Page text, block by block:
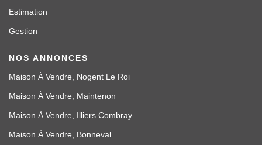
Estimation
Gestion
NOS ANNONCES
Maison À Vendre, Nogent Le Roi
Maison À Vendre, Maintenon
Maison À Vendre, Illiers Combray
Maison À Vendre, Bonneval